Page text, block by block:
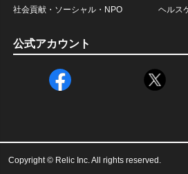
社会貢献・ソーシャル・NPO ヘルス
公式アカウント
Copyright © Relic Inc. All rights reserved.